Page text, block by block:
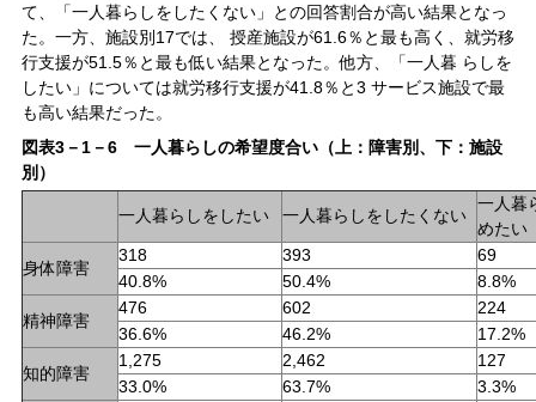
て、「一人暮らしをしたくない」との回答割合が高い結果となっ
た。一方、施設別17では、 授産施設が61.6％と最も高く、就労移
行支援が51.5％と最も低い結果となった。他方、「一人暮 らしを
したい」については就労移行支援が41.8％と3 サービス施設で最
も高い結果だった。
図表3－1－6 一人暮らしの希望度合い（上：障害別、下：施設
別）
一人暮らしをしたい 一人暮らしをしたくない
一人暮
めたい
身体障害
318 393
69
40.8%
50.4% 8.8%
精神障害
476 602
224
36.6%
46.2% 17.2%
知的障害
1,275 2,462
127
33.0%
63.7% 3.3%